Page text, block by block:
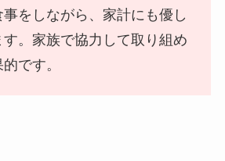
をしながら、家計にも優し
。家族で協力して取り組め
です。